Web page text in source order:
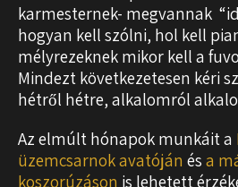
karmesternek- megvannak
hogyan kell szólni, hol kell
mélyrezeknek mikor kell a
Mindezt következetesen kéri
hétről hétre, alkalomról
Az elmúlt hónapok munkáit a
üzemcsarnok avatóján és a
koszorúzáson is lehetett